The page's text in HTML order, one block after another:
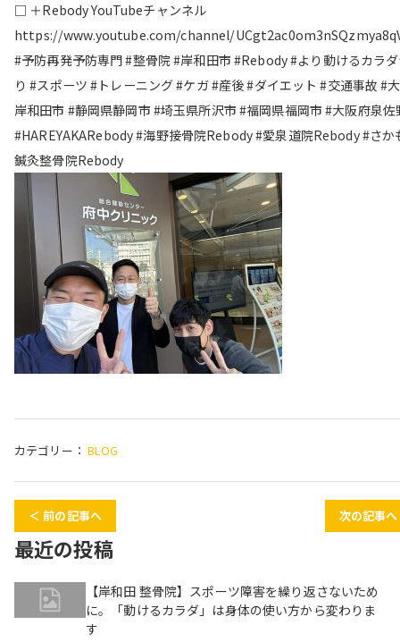
□ ＋Rebody YouTubeチャンネル
https://www.youtube.com/channel/
#予防再発予防専門 #整骨院 #岸和田市 #Rebody #より動けるカラ
り #スポーツ #トレーニング #ケガ #産後 #ダイエット #交通事故 #
岸和田市 #静岡県静岡市 #埼玉県所沢市 #福岡県福岡市 #大阪府泉佐
#HAREYAKARebody #海野接骨院Rebody #愛泉道院Rebody #さか
鍼灸整骨院Rebody
カテゴリー： BLOG
＜ 前の記事へ 次の記事
最近の投稿
【岸和田 整骨院】スポーツ障害を繰り返さないため
に。「動けるカラダ」は身体の使い方から変わりま
す